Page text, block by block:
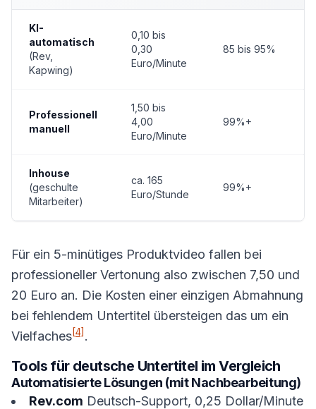
KI-
automatisch
(Rev,
Kapwing)
0,10 bis
0,30
Euro/Minute
85 bis 95%
Professionell
manuell
1,50 bis
4,00
Euro/Minute
99%+
Inhouse
(geschulte
Mitarbeiter)
ca. 165
Euro/Stunde
99%+
Für ein 5-minütiges Produktvideo fallen bei
professioneller Vertonung also zwischen 7,50 und
20 Euro an. Die Kosten einer einzigen Abmahnung
bei fehlendem Untertitel übersteigen das um ein
Vielfaches[4] .
Tools für deutsche Untertitel im Vergleich
Automatisierte Lösungen (mit Nachbearbeitung)
Rev.com Deutsch-Support, 0,25 Dollar/Minute